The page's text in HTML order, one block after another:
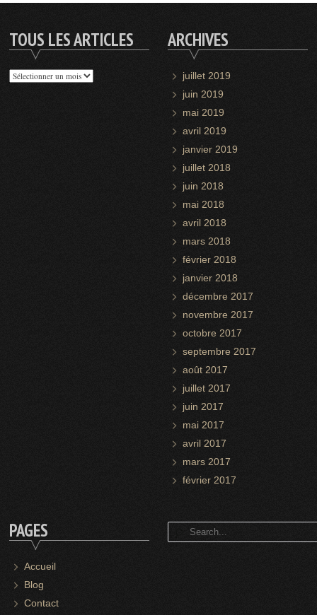
TOUS LES ARTICLES
Tous
ARCHIVES
juillet 2019
juin 2019
mai 2019
avril 2019
janvier 2019
juillet 2018
juin 2018
mai 2018
avril 2018
mars 2018
février 2018
janvier 2018
décembre 2017
novembre 2017
octobre 2017
septembre 2017
août 2017
juillet 2017
juin 2017
mai 2017
avril 2017
mars 2017
février 2017
PAGES
Accueil
Blog
Contact